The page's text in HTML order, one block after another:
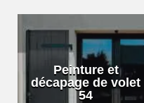
Peinture et
décapage de volet
54